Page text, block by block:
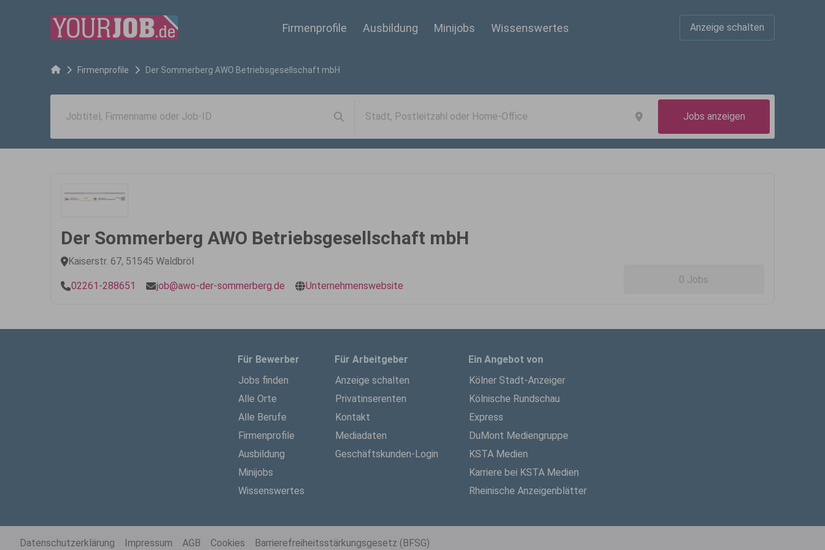
Firmenprofile Ausbildung Minijobs Wissenswertes Anzeige schalten
Firmenprofile Der Sommerberg AWO Betriebsgesellschaft mbH
Jobs anzeigen
Der Sommerberg AWO Betriebsgesellschaft mbH
Kaiserstr. 67, 51545 Waldbröl
02261-288651 job@awo-der-sommerberg.de Unternehmenswebsite
0 Jobs
Für Bewerber
Jobs finden
Alle Orte
Alle Berufe
Firmenprofile
Ausbildung
Minijobs
Wissenswertes
Für Arbeitgeber
Anzeige schalten
Privatinserenten
Kontakt
Mediadaten
Geschäftskunden-Login
Ein Angebot von
Kölner Stadt-Anzeiger
Kölnische Rundschau
Express
DuMont Mediengruppe
KSTA Medien
Karriere bei KSTA Medien
Rheinische Anzeigenblätter
Datenschutzerklärung Impressum AGB Cookies Barrierefreiheitsstärkungsgesetz (BFSG)